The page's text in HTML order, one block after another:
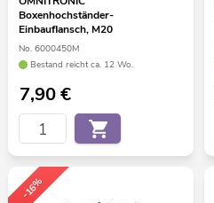
Boxenhochständer-
Einbauflansch, M20
No. 6000450M
Bestand reicht ca. 12 Wo.
7,90€
-16%